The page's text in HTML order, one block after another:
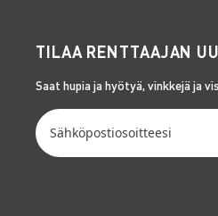
TILAA RENTTAAJAN
Saat hupia ja hyötyä, vinkkejä ja